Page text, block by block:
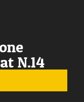
N.14